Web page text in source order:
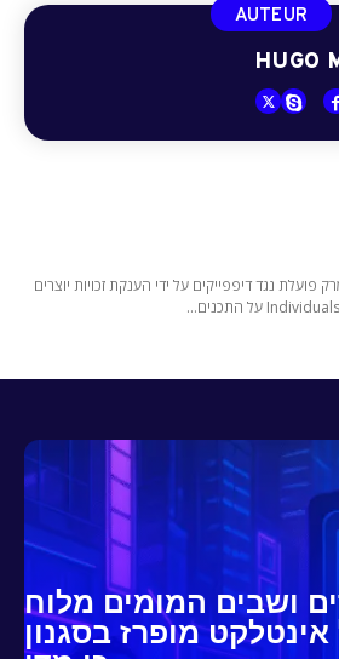
AUTEUR
HUGO
פועלת נגד דיפפייקים על ידי הענקת זכויות יוצרים
ושבים המומים מלוח
מופרז בסגנון